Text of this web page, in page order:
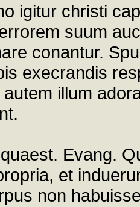
igitur christi
suum
conantur.
execrandis
illum
Evang.
et
non